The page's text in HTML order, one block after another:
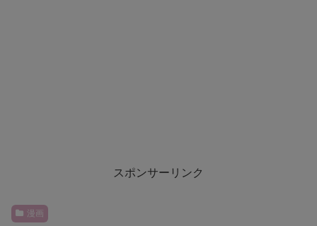
スポンサーリンク
漫画